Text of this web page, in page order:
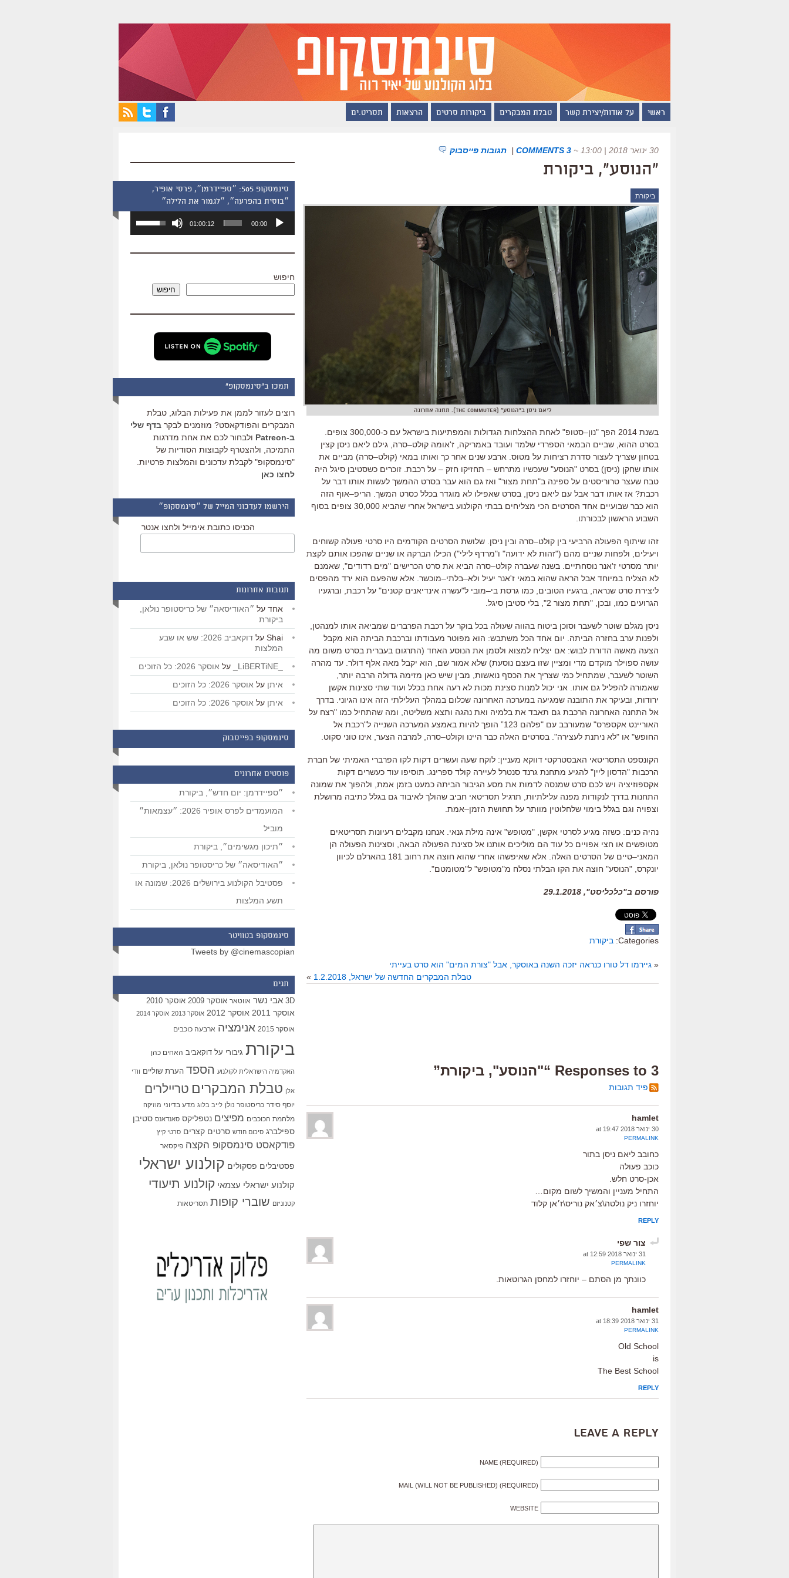
ראשי על אודות/יצירת קשר טבלת המבקרים ביקורות סרטים הרצאות תסריט.ים
30 ינואר 2018 | 13:00 ~
3 COMMENTS
| תגובות פייסבוק
"הנוסע", ביקורת
ביקורת
ליאם ניסן ב"הנוסע" (The Commuter). תחנה אחרונה
בשנת 2014 הפך "נון–סטופ" לאחת ההצלחות הגדולות והמפתיעות בישראל עם כ-300,000 צופים
בסרט ההוא שביים הבמאי הספרדי שלמד ועובד באמריקה ז'אומה קולט–סרה , גילם ליאם ניסן קצין
בטחון שצריך לעצור סדרת רציחות על מטוס ארבע שנים אחר כך ואותו במאי (קולט–סרה) מביים את
אותו שחקן (ניסן) בסרט "הנוסע" שעכשיו מתרחש – תחזיקו חזק – על רכבת זוכרים כשסטיבן סיגל היה
טבח שעצר טרוריסטים על ספינה ב"תחת מצור" ואז גם הוא עבר בסרט ההמשך לעשות אותו דבר על
רכבת? אז אותו דבר אבל עם ליאם ניסן בסרט שאפילו לא מוגדר בכלל כסרט המשך הריפ–אוף הזה
הוא כבר שבועיים אחד הסרטים הכי מצליחים בבתי הקולנוע בישראל אחרי שהביא 30,000 צופים בסוף
השבוע הראשון לבכורתו
זהו שיתוף הפעולה הרביעי בין קולט–סרה ובין ניסן שלושת הסרטים הקודמים היו סרטי פעולה קשוחים
ויעילים
ולפחות שניים מהם ("זהות לא ידועה" ו"מרדף לילי") הכילו הברקה או שניים שהפכו אותם לקצת
יותר מסרטי ז'אנר נוסחתיים בשנה שעברה קולט–סרה הביא את סרט הכרישים "מים רדודים", שאמנם
לא הצליח במיוחד אבל הראה שהוא במאי ז'אנר יעיל ולא–בלתי–מוכשר אלא שהפעם הוא ירד מהפסים
ליצירת סרט שנראה ברגעיו הטובים כמו גרסת בי–מובי ל"עשרה אינדיאנים קטנים" על רכבת וברגעיו
הגרועים כמו
ובכן , "תחת מצור 2", בלי סטיבן סיגל
ניסן מגלם שוטר לשעבר וסוכן ביטוח בהווה שעולה בכל בוקר על רכבת הפרברים שמביאה אותו למנהטן
ולפנות ערב בחזרה הביתה
יום אחד הכל משתבש: הוא מפוטר מעבודתו וברכבת הביתה הוא מקבל
הצעה מאשה הדורת לבוש: אם יצליח למצוא ולסמן את הנוסע האחד (התרגום בעברית בסרט משום מה
עושה ספוילר מוקדם מדי ומציין שזו בעצם נוסעת) שלא אמור שם הוא יקבל מאה אלף דולר עד מהרה
השוטר לשעבר שמתחיל כמי שצריך את הכסף נואשות מבין שיש כאן מזימה גדולה הרבה יותר
שאמורה להפליל גם אותו
אני יכול למנות סצינת מכות לא רעה אחת בכלל ועוד שתי סצינות אקשן
ירודות ובעיקר את התובנה שמגיעה במערכה האחרונה שכלום במהלך העלילתי הזה אינו הגיוני בדרך
אל התחנה האחרונה הרכבת גם תאבד את בלמיה ואת נהגה ותצא משליטה
ומה שהתחיל כמו "רצח על
האוריינט אקספרס" שמעורבב עם "פלהם 123” הופך להיות באמצע המערכה השנייה ל"רכבת אל
החופש" או "לא ניתנת לעצירה". בסרטים האלה כבר היינו וקולט–סרה למרבה הצער אינו טוני סקוט
הקונספט התסריטאי האבסטרקטי דווקא מעניין: לוקח שעה ועשרים דקות לקו הפרברי האמיתי של חברת
הרכבות "הדסון ליין" להגיע מתחנת גרנד סנטרל לעיירה קולד ספרינג תוסיפו עוד כעשרים דקות
אקספוזיציה ויש לכם סרט שמנסה לדמות את מסע הגיבור הביתה כמעט בזמן אמת ולהפוך את שמונה
התחנות בדרך לנקודות מפנה עלילתיות תרגיל תסריטאי חביב שהולך לאיבוד גם בגלל כתיבה מרושלת
וצפויה וגם בגלל בימוי שלחלוטין מוותר על תחושת הזמן–אמת
נהיה כנים: כשזה מגיע לסרטי אקשן , "מטופש" אינה מילת גנאי
אנחנו מקבלים רעיונות תסריטאים
מטופשים או חצי אפויים כל עוד הם מוליכים אותנו אל סצינת הפעולה הבאה
וסצינות הפעולה הן
המאני–טיים של הסרטים האלה אלא שאיפשהו אחרי שהוא חוצה את רחוב 181 בהארלם לכיוון
יונקרס, "הנוסע" חוצה את הקו הבלתי נסלח מ"מטופש" ל"מטומטם".
פורסם ב"כלכליסט", 29.1.2018
Categories: ביקורת
« גיירמו דל טורו כנראה יזכה השנה באוסקר, אבל "צורת המים" הוא סרט בעייתי
טבלת המבקרים החדשה של ישראל, 1.2.2018
»
3 Responses to “"הנוסע", ביקורת”
פיד תגובות
hamlet
30 ינואר 2018 at 19:47
PERMALINK
כחובב ליאם ניסן בתור
כוכב פעולה
אכן-סרט חלש.
התחיל מעניין והמשיך לשום מקום…
יוחזרו ניק נולטה\צ׳אק נוריס\ז׳אן קלוד
REPLY
צור שפי
31 ינואר 2018 at 12:59
PERMALINK
כוונתך מן הסתם – יוחזרו למחסן הגרוטאות.
hamlet
31 ינואר 2018 at 18:39
PERMALINK
Old School
is
The Best School
REPLY
Leave a Reply
NAME (REQUIRED)
MAIL (WILL NOT BE PUBLISHED) (REQUIRED)
WEBSITE
סינמסקופ 505: ״ספיידרמן״, פרסי אופיר,
״בוסית בהפרעה״, ״לגמור את הלילה״
אודיו
00:00
01:00:12
השתמש
כדי
שמע.
חיפוש
חיפוש
תמכו ב"סינמסקופ"
רוצים לעזור לממן את פעילות הבלוג, טבלת
המבקרים והפודקאסט? מוזמנים לבקר בדף שלי
ב-Patreon
ולבחור לכם את אחת מדרגות
התמיכה, ולהצטרף לקבוצות הסודיות של
"סינמסקופ" לקבלת עדכונים והמלצות פרטיות.
לחצו כאן
הירשמו לעדכוני המייל של ״סינמסקופ״
הכניסו כתובת אימייל ולחצו אנטר
תגובות אחרונות
אחד על ״האודיסאה״ של כריסטופר נולאן,
ביקורת
Shai על
דוקאביב 2026: שש או שבע
המלצות
על אוסקר 2026: כל הזוכים
איתן על אוסקר 2026: כל הזוכים
איתן על אוסקר 2026: כל הזוכים
סינמסקופ בפייסבוק
פוסטים אחרונים
״ספיידרמן: יום חדש״, ביקורת
המועמדים לפרס אופיר 2026: ״עצמאות״
מוביל
״תיכון מגשימים״, ביקורת
״האודיסאה״ של כריסטופר נולאן, ביקורת
פסטיבל הקולנוע בירושלים 2026: שמונה או
תשע המלצות
סינמסקופ בטוויטר
Tweets by @cinemascopian
תגים
3D אבי נשר אווטאר אוסקר 2009 אוסקר 2010
אוסקר 2011 אוסקר 2012 אוסקר 2013 אוסקר 2014
אוסקר 2015 אנימציה ארבעה כוכבים
ביקורת גיבורי על דוקאביב האחים כהן
האקדמיה הישראלית לקולנוע הספד הערת שוליים וודי
אלן טבלת המבקרים טריילרים
יוסף סידר כריסטופר נולן לייב בלוג מדע בדיוני מוזיקה
מלחמת הכוכבים מפיצים נטפליקס סאנדאנס סטיבן
ספילברג סיכום חודש סרטים קצרים סרטי קיץ
פודקאסט סינמסקופ הקצה פיקסאר
פסטיבלים פסקולים קולנוע ישראלי
קולנוע ישראלי עצמאי קולנוע תיעודי
קטנוניזם שוברי קופות תסריטאות